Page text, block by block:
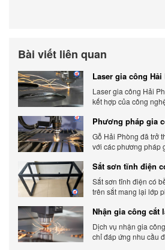
Bài viết liên quan
Laser gia công
gia công báo giá
Laser gia công Hải
kết hợp của công
khách hàng. Xem
Phương pháp gia
Phòng phổ biến
Gỗ Hải Phòng đã trở
với các phương pháp
Sắt sơn tĩnh điện
chi tiết
Sắt sơn tĩnh điện có
trên sắt mang lại lớp
động bên ngoài.
Nhận gia công cắt
chất lượng
Dịch vụ nhận gia
chỉ đáp ứng nhu cầu